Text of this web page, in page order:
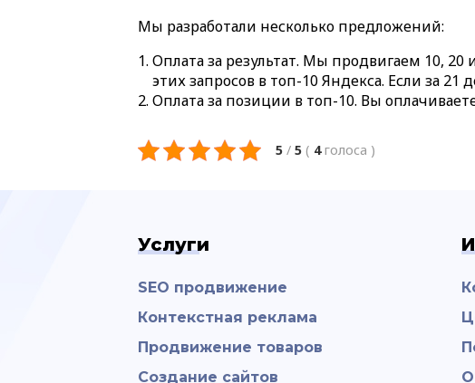
Мы разработали несколько предложений:
Оплата за результат. Мы продвигаем 10,
этих запросов в топ-10 Яндекса. Если за
Оплата за позиции в топ-10. Вы
5 / 5 ( 4 голоса )
Услуги
SEO продвижение
Контекстная реклама
Продвижение товаров
Создание сайтов